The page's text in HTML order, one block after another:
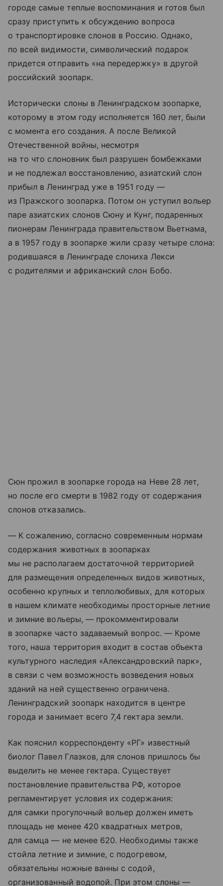
городе самые теплые воспоминания и готов был
сразу приступить к обсуждению вопроса
о транспортировке слонов в Россию. Однако,
по всей видимости, символический подарок
придется отправить «на передержку» в другой
российский зоопарк.
Исторически слоны в Ленинградском зоопарке,
которому в этом году исполняется 160 лет, были
с момента его создания. А после Великой
Отечественной войны, несмотря
на то что слоновник был разрушен бомбежками
и не подлежал восстановлению, азиатский слон
прибыл в Ленинград уже в 1951 году —
из Пражского зоопарка. Потом он уступил вольер
паре азиатских слонов Сюну и Кунг, подаренных
пионерам Ленинграда правительством Вьетнама,
а в 1957 году в зоопарке жили сразу четыре слона:
родившаяся в Ленинграде слониха Лекси
с родителями и африканский слон Бобо.
Сюн прожил в зоопарке города на Неве 28 лет,
но после его смерти в 1982 году от содержания
слонов отказались.
— К сожалению, согласно современным нормам
содержания животных в зоопарках
мы не располагаем достаточной территорией
для размещения определенных видов животных,
особенно крупных и теплолюбивых, для которых
в нашем климате необходимы просторные летние
и зимние вольеры, — прокомментировали
в зоопарке часто задаваемый вопрос. — Кроме
того, наша территория входит в состав объекта
культурного наследия «Александровский парк»,
в связи с чем возможность возведения новых
зданий на ней существенно ограничена.
Ленинградский зоопарк находится в центре
города и занимает всего 7,4 гектара земли.
Как пояснил корреспонденту «РГ» известный
биолог Павел Глазков, для слонов пришлось бы
выделить не менее гектара. Существует
постановление правительства РФ, которое
регламентирует условия их содержания:
для самки прогулочный вольер должен иметь
площадь не менее 420 квадратных метров,
для самца — не менее 620. Необходимы также
стойла летние и зимние, с подогревом,
обязательны ножные ванны с содой,
организованный водопой. При этом слоны —